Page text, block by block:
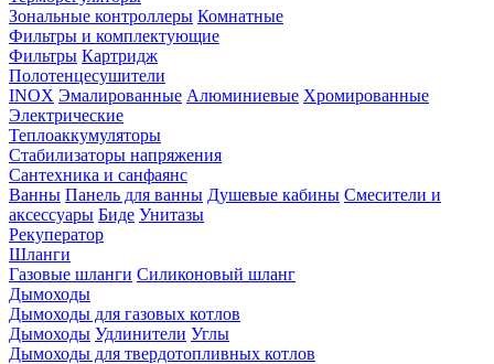
Зональные контроллеры Комнатные
Фильтры и комплектующие
Фильтры Картридж
Полотенцесушители
INOX Эмалированные Алюминиевые Хромированные
Электрические
Теплоаккумуляторы
Стабилизаторы напряжения
Сантехника и санфаянс
Ванны Панель для ванны Душевые кабины Смесители и
аксессуары Биде Унитазы
Рекуператор
Шланги
Газовые шланги Силиконовый шланг
Дымоходы
Дымоходы для газовых котлов
Дымоходы Удлинители Углы
Дымоходы для твердотопливных котлов